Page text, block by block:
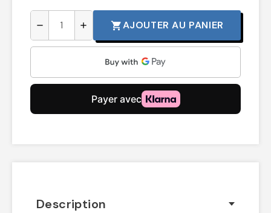
remove add shopping_cartAJOUTER AU PANIER
Description